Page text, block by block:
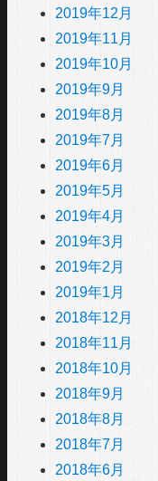
2019年12月
2019年11月
2019年10月
2019年9月
2019年8月
2019年7月
2019年6月
2019年5月
2019年4月
2019年3月
2019年2月
2019年1月
2018年12月
2018年11月
2018年10月
2018年9月
2018年8月
2018年7月
2018年6月